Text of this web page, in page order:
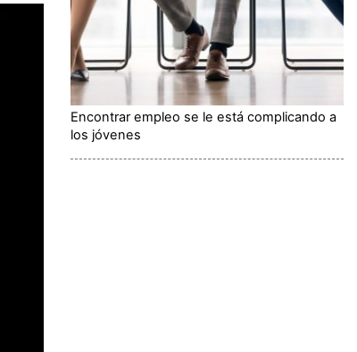
Encontrar empleo se le está complicando a
los jóvenes